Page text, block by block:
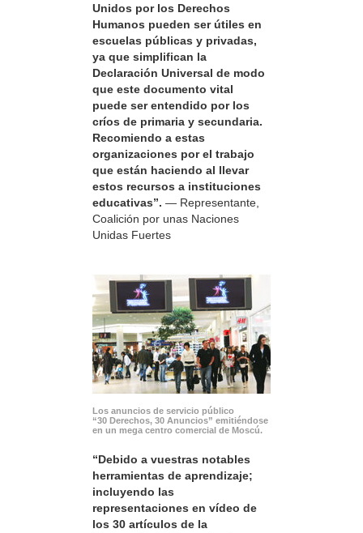
Unidos por los Derechos
Humanos pueden ser útiles en
escuelas públicas y privadas,
ya que simplifican la
Declaración Universal de modo
que este documento vital
puede ser entendido por los
críos de primaria y secundaria.
Recomiendo a estas
organizaciones por el trabajo
que están haciendo al llevar
estos recursos a instituciones
educativas”. — Representante,
Coalición por unas Naciones
Unidas Fuertes
Los anuncios de servicio público
“30 Derechos, 30 Anuncios” emitiéndose
en un mega centro comercial de Moscú.
“Debido a vuestras notables
herramientas de aprendizaje;
incluyendo las
representaciones en vídeo de
los 30 artículos de la